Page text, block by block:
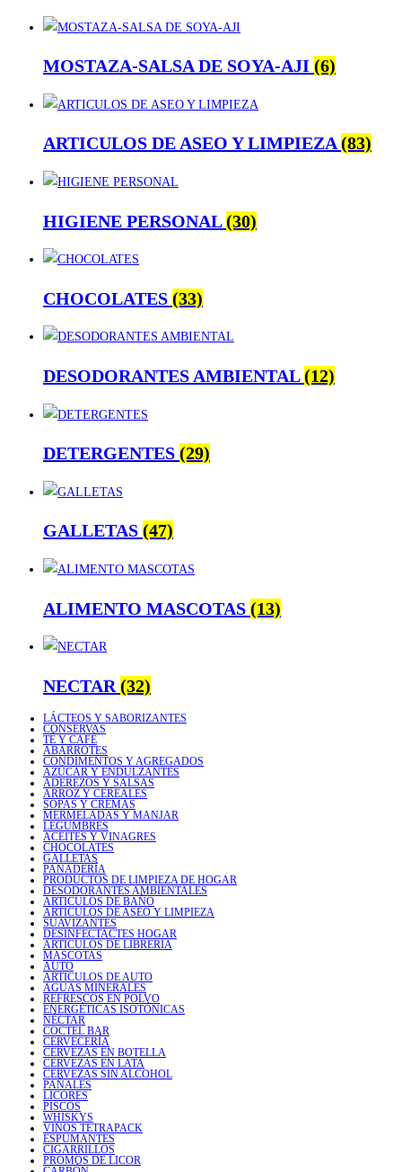
MOSTAZA-SALSA DE SOYA-AJI (6)
ARTICULOS DE ASEO Y LIMPIEZA(83)
HIGIENE PERSONAL(30)
CHOCOLATES (33)
DESODORANTES AMBIENTAL(12)
DETERGENTES (29)
GALLETAS (47)
ALIMENTO MASCOTAS (13)
NECTAR (32)
LÁCTEOS Y SABORIZANTES
CONSERVAS
TÉ Y CAFÉ
ABARROTES
CONDIMENTOS Y AGREGADOS
AZÚCAR Y ENDULZANTES
ADEREZOS Y SALSAS
ARROZ Y CEREALES
SOPAS Y CREMAS
MERMELADAS Y MANJAR
LEGUMBRES
ACEITES Y VINAGRES
CHOCOLATES
GALLETAS
PANADERÍA
PRODUCTOS DE LIMPIEZA DE HOGAR
DESODORANTES AMBIENTALES
ARTICULOS DE BAÑO
ARTICULOS DE ASEO Y LIMPIEZA
SUAVIZANTES
DESINFECTACTES HOGAR
ARTICULOS DE LIBRERIA
MASCOTAS
AUTO
ARTICULOS DE AUTO
AGUAS MINERALES
REFRESCOS EN POLVO
ENERGÉTICAS ISOTÓNICAS
NÉCTAR
COCTEL BAR
CERVECERÍA
CERVEZAS EN BOTELLA
CERVEZAS EN LATA
CERVEZAS SIN ALCOHOL
PAÑALES
LICORES
PISCOS
WHISKYS
VINOS TETRAPACK
ESPUMANTES
CIGARRILLOS
PROMOS DE LICOR